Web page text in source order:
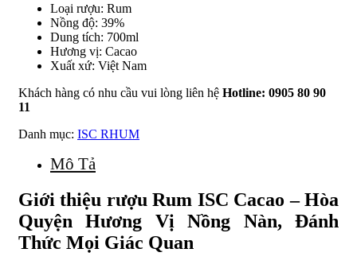
Loại rượu: Rum
Nồng độ: 39%
Dung tích: 700ml
Hương vị: Cacao
Xuất xứ: Việt Nam
Khách hàng có nhu cầu vui lòng liên hệ Hotline: 0905 80 90
11
Danh mục: ISC RHUM
Mô Tả
Giới thiệu rượu Rum ISC Cacao – Hòa
Quyện Hương Vị Nồng Nàn, Đánh
Thức Mọi Giác Quan